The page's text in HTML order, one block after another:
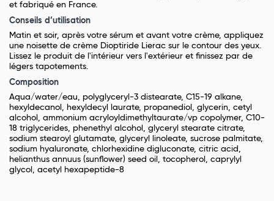
et fabriqué en France.
Conseils d’utilisation
Matin et soir, après votre sérum et avant votre crème, appliquez
une noisette de crème Dioptiride Lierac sur le contour des yeux.
Lissez le produit de l'intérieur vers l'extérieur et finissez par de
légers tapotements.
Composition
Aqua/water/eau, polyglyceryl-3 distearate, C15-19 alkane,
hexyldecanol, hexyldecyl laurate, propanediol, glycerin, cetyl
alcohol, ammonium acryloyldimethyltaurate/vp copolymer, C10-
18 triglycerides, phenethyl alcohol, glyceryl stearate citrate,
sodium stearoyl glutamate, glyceryl linoleate, sucrose palmitate,
sodium hyaluronate, chlorhexidine digluconate, citric acid,
helianthus annuus (sunflower) seed oil, tocopherol, caprylyl
glycol, acetyl hexapeptide-8